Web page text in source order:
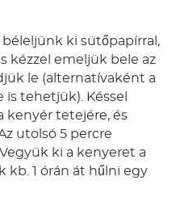
ki sütőpapírral,
kézzel emeljük bele az
le (alternatívaként a
tehetjük). Késsel
kenyér tetejére, és
utolsó 5 percre
ki a kenyeret a
kb. 1 órán át hűlni egy